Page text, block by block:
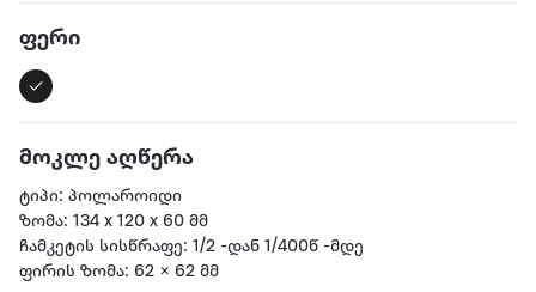
ფერი
მოკლე აღწერა
ტიპი: პოლაროიდი
ზომა: 134 x 120 x 60 მმ
ჩამკეტის სისწრაფე: 1/2 -დან 1/400წ -მდე
ფირის ზომა: 62 × 62 მმ